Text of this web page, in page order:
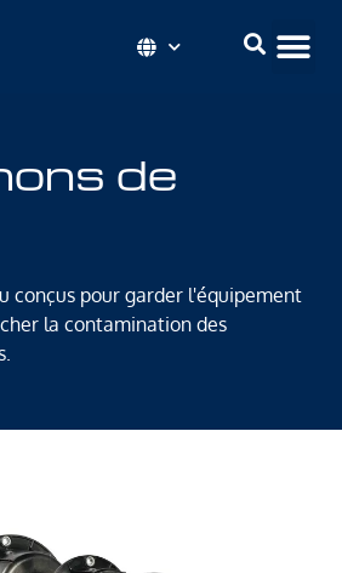
de
conçus pour garder l'équipement
la contamination des